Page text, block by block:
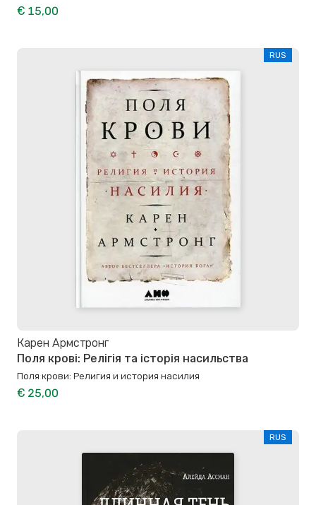
€ 15,00
RUS
Карен Армстронг
Поля крові: Релігія та історія насильства
Поля крови: Религия и история насилия
€ 25,00
RUS